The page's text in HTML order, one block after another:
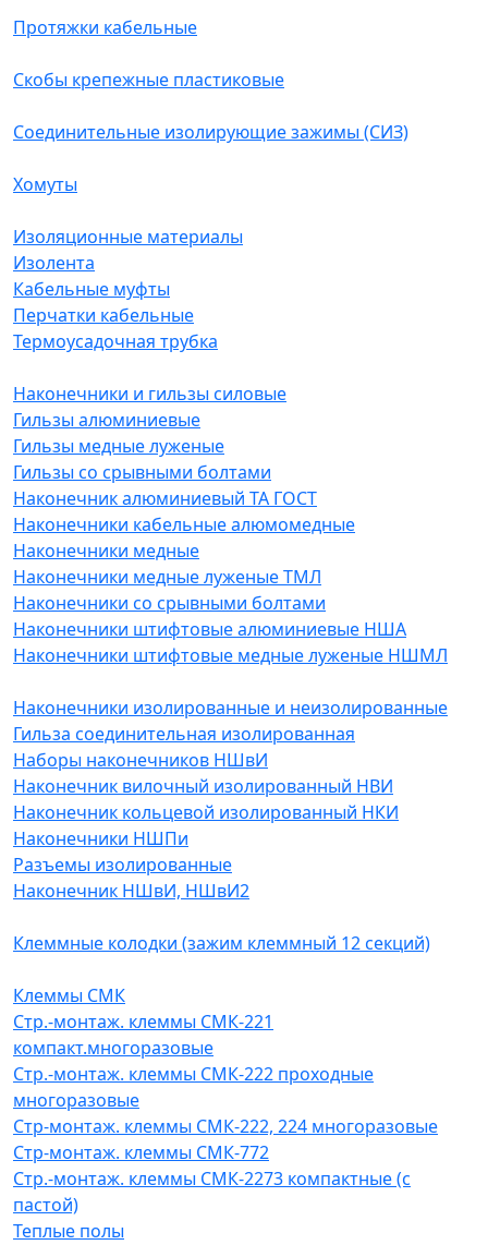
Протяжки кабельные
Скобы крепежные пластиковые
Соединительные изолирующие зажимы (СИЗ)
Хомуты
Изоляционные материалы
Изолента
Кабельные муфты
Перчатки кабельные
Термоусадочная трубка
Наконечники и гильзы силовые
Гильзы алюминиевые
Гильзы медные луженые
Гильзы со срывными болтами
Наконечник алюминиевый ТА ГОСТ
Наконечники кабельные алюмомедные
Наконечники медные
Наконечники медные луженые ТМЛ
Наконечники со срывными болтами
Наконечники штифтовые алюминиевые НША
Наконечники штифтовые медные луженые НШМЛ
Наконечники изолированные и неизолированные
Гильза соединительная изолированная
Наборы наконечников НШвИ
Наконечник вилочный изолированный НВИ
Наконечник кольцевой изолированный НКИ
Наконечники НШПи
Разъемы изолированные
Наконечник НШвИ, НШвИ2
Клеммные колодки (зажим клеммный 12 секций)
Клеммы СМК
Стр.-монтаж. клеммы СМК-221
компакт.многоразовые
Стр.-монтаж. клеммы СМК-222 проходные
многоразовые
Стр-монтаж. клеммы СМК-222, 224 многоразовые
Стр-монтаж. клеммы СМК-772
Стр.-монтаж. клеммы СМК-2273 компактные (с
пастой)
Теплые полы